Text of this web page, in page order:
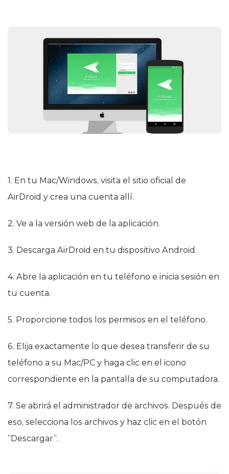
1. En tu Mac/Windows, visita el sitio oficial de
AirDroid y crea una cuenta allí.
2. Ve a la versión web de la aplicación.
3. Descarga AirDroid en tu dispositivo Android.
4. Abre la aplicación en tu teléfono e inicia sesión en
tu cuenta.
5. Proporcione todos los permisos en el teléfono.
6. Elija exactamente lo que desea transferir de su
teléfono a su Mac/PC y haga clic en el icono
correspondiente en la pantalla de su computadora.
7. Se abrirá el administrador de archivos. Después de
eso, selecciona los archivos y haz clic en el botón
“Descargar”.